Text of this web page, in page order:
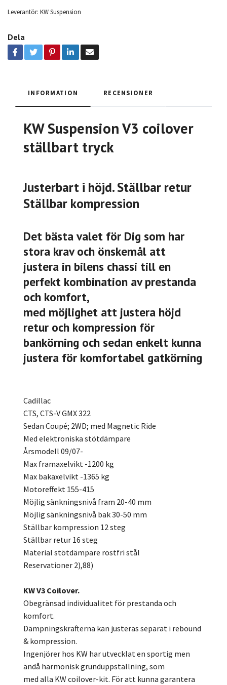
Leverantör: KW Suspension
Dela
INFORMATION RECENSIONER
KW Suspension V3 coilover
ställbart tryck
Justerbart i höjd. Ställbar retur
Ställbar kompression
Det bästa valet för Dig som har
stora krav och önskemål att
justera in bilens chassi till en
perfekt kombination av prestanda
och komfort,
med möjlighet att justera höjd
retur och kompression för
bankörning och sedan enkelt kunna
justera för komfortabel gatkörning
Cadillac
CTS, CTS-V GMX 322
Sedan Coupé; 2WD; med Magnetic Ride
Med elektroniska stötdämpare
Årsmodell 09/07-
Max framaxelvikt -1200 kg
Max bakaxelvikt -1365 kg
Motoreffekt 155-415
Möjlig sänkningsnivå fram 20-40 mm
Möjlig sänkningsnivå bak 30-50 mm
Ställbar kompression 12 steg
Ställbar retur 16 steg
Material stötdämpare rostfri stål
Reservationer 2),88)
KW V3 Coilover.
Obegränsad individualitet för prestanda och
komfort.
Dämpningskrafterna kan justeras separat i rebound
& kompression.
Ingenjörer hos KW har utvecklat en sportig men
ändå harmonisk grunduppställning, som
med alla KW coilover-kit. För att kunna garantera